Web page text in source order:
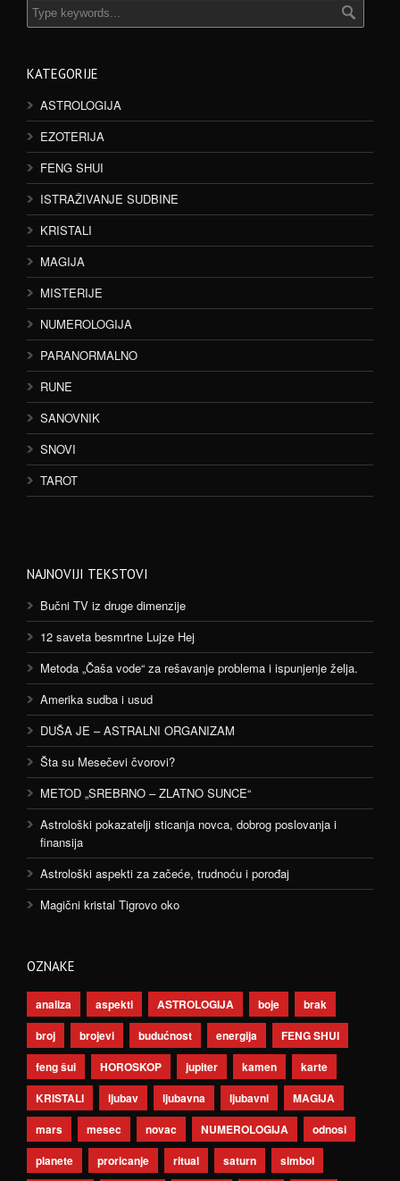
KATEGORIJE
ASTROLOGIJA
EZOTERIJA
FENG SHUI
ISTRAŽIVANJE SUDBINE
KRISTALI
MAGIJA
MISTERIJE
NUMEROLOGIJA
PARANORMALNO
RUNE
SANOVNIK
SNOVI
TAROT
NAJNOVIJI TEKSTOVI
Bučni TV iz druge dimenzije
12 saveta besmrtne Lujze Hej
Metoda „Čaša vode“ za rešavanje problema i ispunjenje želja.
Amerika sudba i usud
DUŠA JE – ASTRALNI ORGANIZAM
Šta su Mesečevi čvorovi?
METOD „SREBRNO – ZLATNO SUNCE“
Astrološki pokazatelji sticanja novca, dobrog poslovanja i
finansija
Astrološki aspekti za začeće, trudnoću i porođaj
Magični kristal Tigrovo oko
OZNAKE
analiza aspekti ASTROLOGIJA boje
brak
broj
brojevi budućnost energija
FENG SHUI
feng šui
HOROSKOP jupiter kamen
karte
KRISTALI
ljubav ljubavna ljubavni
MAGIJA
mars
mesec novac NUMEROLOGIJA
odnosi
planete
proricanje ritual saturn simbol